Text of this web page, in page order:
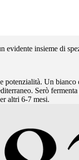
insieme di
potenzialità. Un
Serò
altri 6-7 mesi.